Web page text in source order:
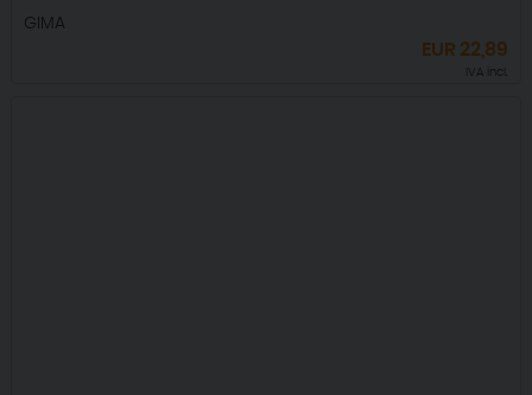
GIMA
EUR 22,89
IVA incl.